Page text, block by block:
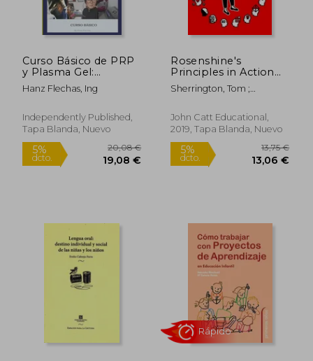
Curso Básico de PRP
y Plasma Gel:
Capacitación en
Estética facial, Plasma
Plasma gel
Hanz Flechas, Ing
Independently Published,
Tapa Blanda, Nuevo
Rosenshine's
Principles in Action
(en Inglés)
Sherrington, Tom ;
John Catt Educational,
2019, Tapa Blanda, Nuevo
5%
dcto.